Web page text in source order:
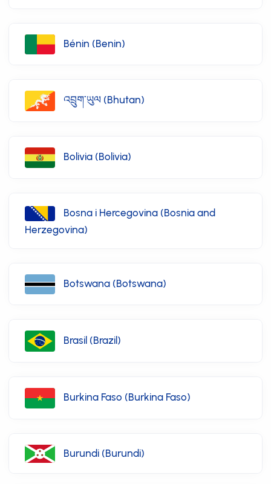
Bénin (Benin)
འབྲུག་ཡུལ (Bhutan)
Bolivia (Bolivia)
Bosna i Hercegovina (Bosnia and
Herzegovina)
Botswana (Botswana)
Brasil (Brazil)
Burkina Faso (Burkina Faso)
Burundi (Burundi)